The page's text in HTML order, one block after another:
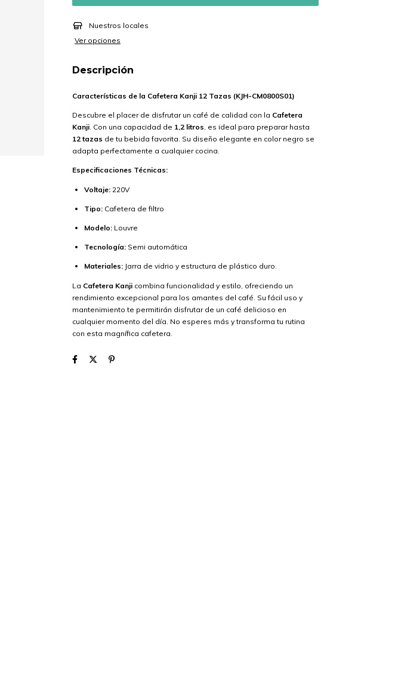
Nuestros locales
Ver opciones
Descripción
Características de la Cafetera Kanji 12 Tazas (KJH-CM0800S01)
Descubre el placer de disfrutar un café de calidad con la Cafetera
Kanji. Con una capacidad de 1,2 litros, es ideal para preparar hasta
12 tazas de tu bebida favorita. Su diseño elegante en color negro se
adapta perfectamente a cualquier cocina.
Especificaciones Técnicas:
Voltaje: 220V
Tipo: Cafetera de filtro
Modelo: Louvre
Tecnología: Semi automática
Materiales: Jarra de vidrio y estructura de plástico duro.
La Cafetera Kanji combina funcionalidad y estilo, ofreciendo un
rendimiento excepcional para los amantes del café. Su fácil uso y
mantenimiento te permitirán disfrutar de un café delicioso en
cualquier momento del día. No esperes más y transforma tu rutina
con esta magnífica cafetera.